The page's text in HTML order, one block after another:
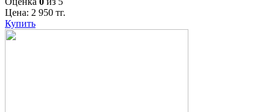
Цена: 2 950 тг.
Купить